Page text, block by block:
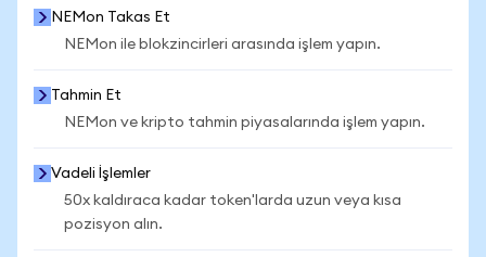
NEMon Takas Et
NEMon ile blokzincirleri arasında işlem yapın.
Tahmin Et
NEMon ve kripto tahmin piyasalarında işlem yapın.
Vadeli İşlemler
50x kaldıraca kadar token'larda uzun veya kısa
pozisyon alın.